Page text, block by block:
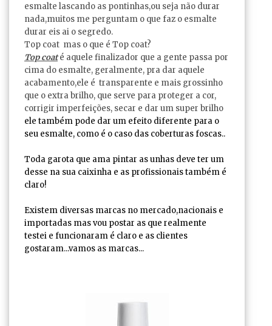
esmalte lascando as pontinhas,ou seja não durar
nada,muitos me perguntam o que faz o esmalte
durar eis ai o segredo.
Top coat mas o que é Top coat?
Top coaté aquele finalizador que a gente passa por
cima do esmalte, geralmente, pra dar aquele
acabamento,ele é transparente e mais grossinho
que o extra brilho, que serve para proteger a cor,
corrigir imperfeições, secar e dar um super brilho
ele também pode dar um efeito diferente para o
seu esmalte, como é o caso das coberturas foscas..
Toda garota que ama pintar as unhas deve ter um
desse na sua caixinha e as profissionais também é
claro!
Existem diversas marcas no mercado,nacionais e
importadas mas vou postar as que realmente
testei e funcionaram é claro e as clientes
gostaram...vamos as marcas...